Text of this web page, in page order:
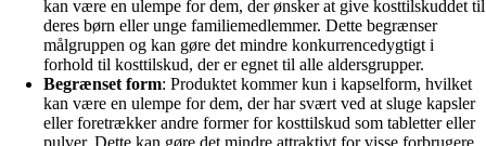
kan være en ulempe for dem, der ønsker at give kosttilskuddet til
deres børn eller unge familiemedlemmer. Dette begrænser
målgruppen og kan gøre det mindre konkurrencedygtigt i
forhold til kosttilskud, der er egnet til alle aldersgrupper.
Begrænset form: Produktet kommer kun i kapselform, hvilket
kan være en ulempe for dem, der har svært ved at sluge kapsler
eller foretrækker andre former for kosttilskud som tabletter eller
pulver. Dette kan gøre det mindre attraktivt for visse forbrugere